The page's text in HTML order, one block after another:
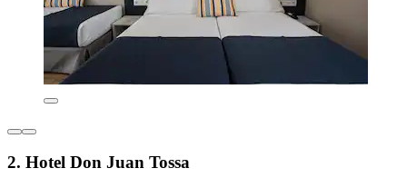
2. Hotel Don Juan Tossa